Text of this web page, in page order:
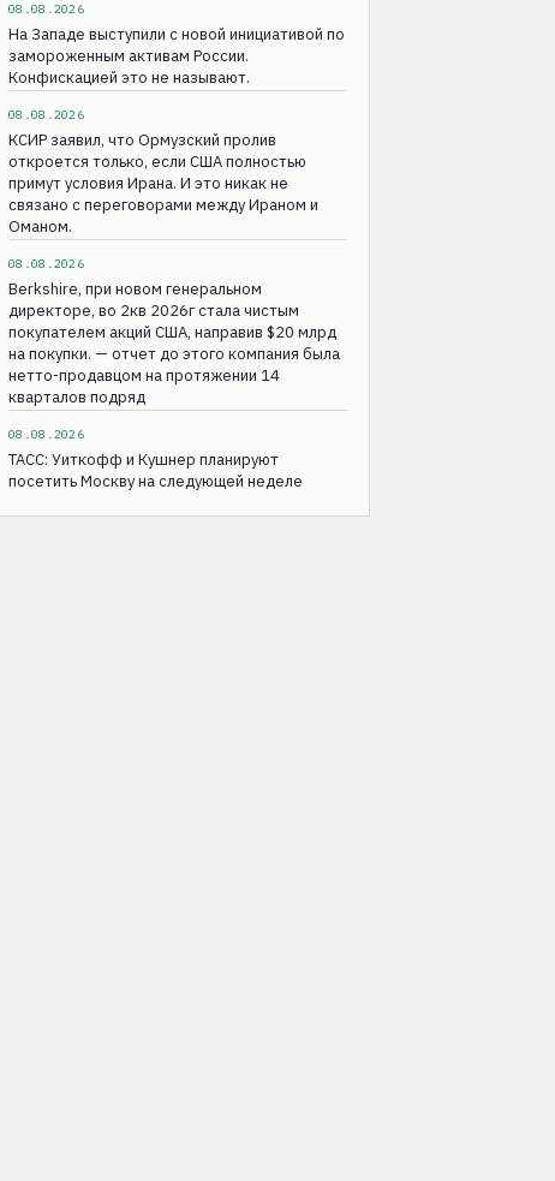
08.08.2026
На Западе выступили с новой инициативой по
замороженным активам России.
Конфискацией это не называют.
08.08.2026
КСИР заявил, что Ормузский пролив
откроется только, если США полностью
примут условия Ирана. И это никак не
связано с переговорами между Ираном и
Оманом.
08.08.2026
Berkshire, при новом генеральном
директоре, во 2кв 2026г стала чистым
покупателем акций США, направив $20 млрд
на покупки. — отчет до этого компания была
нетто-продавцом на протяжении 14
кварталов подряд
08.08.2026
ТАСС: Уиткофф и Кушнер планируют
посетить Москву на следующей неделе